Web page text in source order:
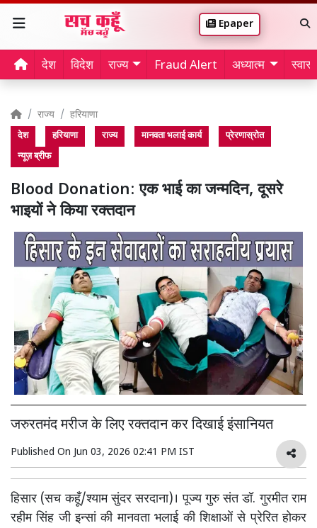
Epaper
देश विदेश राज्य Fraud Alert अध्यात्म
राज्य हरियाणा
देश हरियाणा राज्य मानवता भलाई कार्य
प्रेरणास्रोत
न्यूज़ ब्रीफ
Blood Donation: एक भाई का जन्मदिन, दूसरे
भाइयों ने किया रक्तदान
जरुरतमंद मरीज के लिए रक्तदान कर दिखाई इंसानियत
Published On Jun 03, 2026 02:41 PM IST
हिसार (सच कहूँ/श्याम सुंदर सरदाना)। पूज्य गुरु संत डॉ. गुरमीत राम
रहीम सिंह जी इन्सां की मानवता भलाई की शिक्षाओं से प्रेरित होकर